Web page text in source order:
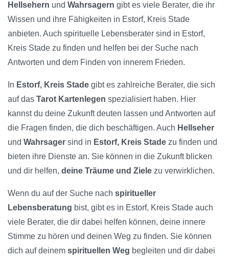
Hellsehern und Wahrsagern gibt es viele Berater, die ihr
Wissen und ihre Fähigkeiten in Estorf, Kreis Stade
anbieten. Auch spirituelle Lebensberater sind in Estorf,
Kreis Stade zu finden und helfen bei der Suche nach
Antworten und dem Finden von innerem Frieden.
In Estorf, Kreis Stade gibt es zahlreiche Berater, die sich
auf das Tarot Kartenlegen spezialisiert haben. Hier
kannst du deine Zukunft deuten lassen und Antworten auf
die Fragen finden, die dich beschäftigen. Auch Hellseher
und Wahrsager sind in Estorf, Kreis Stade zu finden und
bieten ihre Dienste an. Sie können in die Zukunft blicken
und dir helfen, deine Träume und Ziele zu verwirklichen.
Wenn du auf der Suche nach spiritueller
Lebensberatung bist, gibt es in Estorf, Kreis Stade auch
viele Berater, die dir dabei helfen können, deine innere
Stimme zu hören und deinen Weg zu finden. Sie können
dich auf deinem spirituellen Weg begleiten und dir dabei